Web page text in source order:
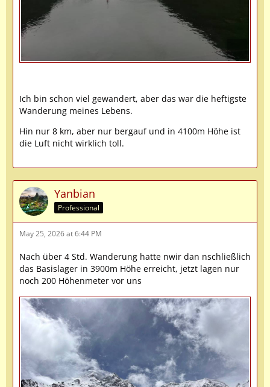
Ich bin schon viel gewandert, aber das war die heftigste
Wanderung meines Lebens.
Hin nur 8 km, aber nur bergauf und in 4100m Höhe ist
die Luft nicht wirklich toll.
Yanbian
Professional
May 25, 2026 at 6:44 PM
Nach über 4 Std. Wanderung hatte nwir dan nschließlich
das Basislager in 3900m Höhe erreicht, jetzt lagen nur
noch 200 Höhenmeter vor uns